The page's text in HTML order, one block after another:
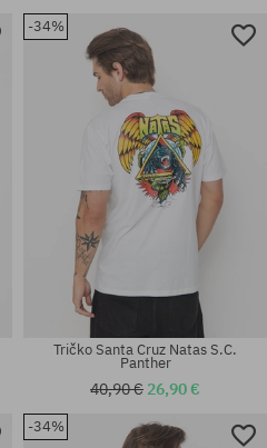
Dostupné veľkosti:
Dostupné veľkosti:
-34%
Tričko Santa Cruz Natas S.C.
Panther
40,90 € 26,90 €
-34%